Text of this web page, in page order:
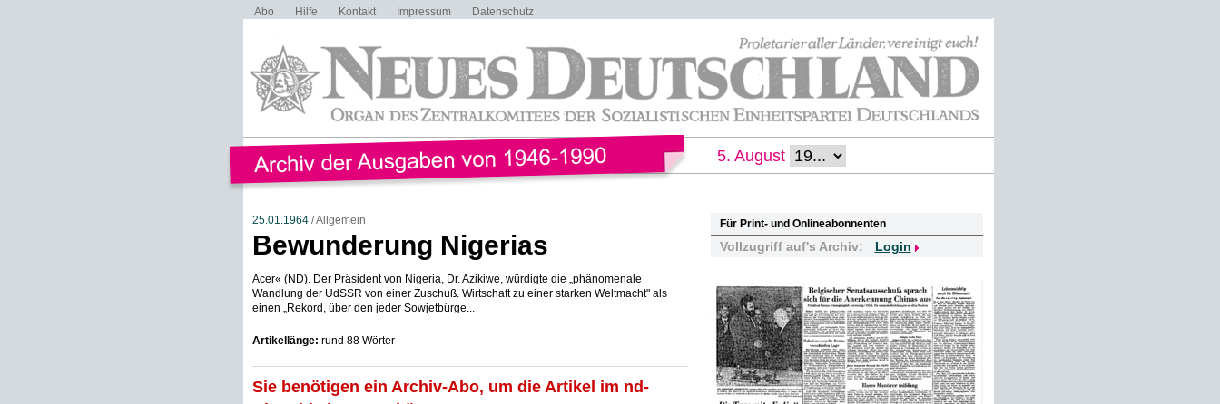
Abo Hilfe Kontakt Impressum Datenschutz
5. August
25.01.1964/ Allgemein
Bewunderung Nigerias
Acer« (ND). Der Präsident von Nigeria, Dr. Azikiwe, würdigte die „phänomenale
Wandlung der UdSSR von einer Zuschuß. Wirtschaft zu einer starken Weltmacht" als
einen „Rekord, über den jeder Sowjetbürge...
Artikellänge: rund 88 Wörter
Sie benötigen ein Archiv-Abo, um die Artikel im nd-
Für Print- und Onlineabonnenten
Vollzugriff auf's Archiv: Login